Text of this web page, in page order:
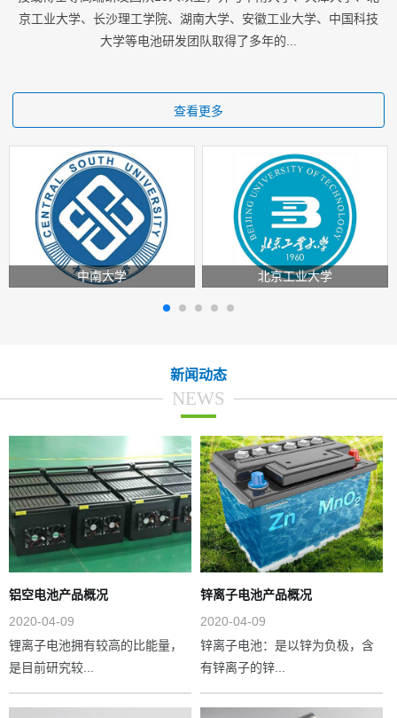
京工业大学、长沙理工学院、湖南大学、安徽工业大学、中国科技
大学等电池研发团队取得了多年的...
查看更多
中南大学 北京工业大学
新闻动态
NEWS
铝空电池产品概况
2020-04-09
锂离子电池拥有较高的比能量，
是目前研究较...
锌离子电池产品概况
2020-04-09
锌离子电池：是以锌为负极，含
有锌离子的锌...